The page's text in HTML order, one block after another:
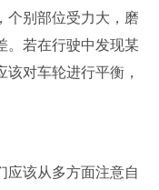
个别部位受力大，磨
。若在行驶中发现某
对车轮进行平衡，
应该从多方面注意自